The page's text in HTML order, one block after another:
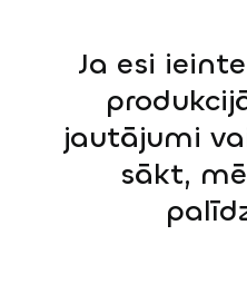
Ja esi
jautājumi
sākt,